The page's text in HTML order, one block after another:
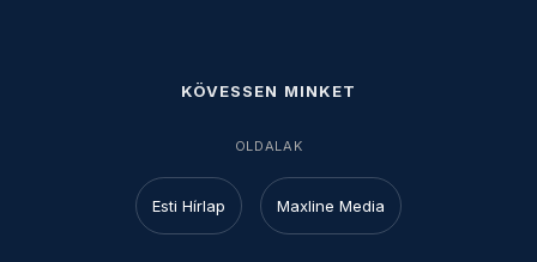
KÖVESSEN MINKET
OLDALAK
Esti Hírlap Maxline Media